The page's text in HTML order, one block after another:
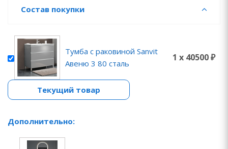
Состав покупки
Тумба с раковиной Sanvit
Авеню 3 80 сталь
1 x 40500 ₽
Текущий товар
Дополнительно: